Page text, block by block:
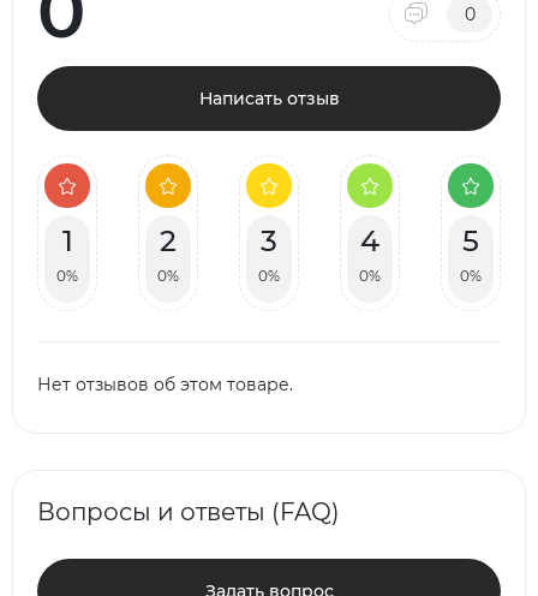
0
Написать отзыв
1
0%
2
0%
3
0%
4
0%
5
0%
Нет отзывов об этом товаре.
Вопросы и ответы (FAQ)
Задать вопрос